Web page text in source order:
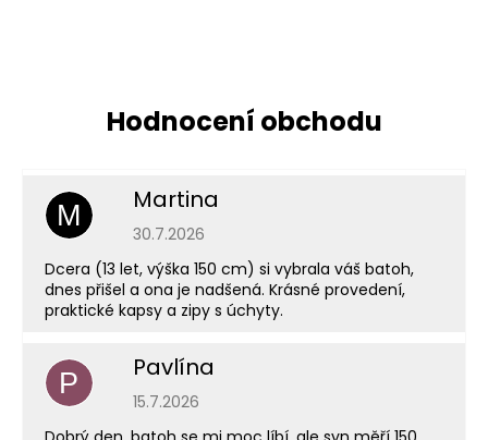
M Martina
Hodnocení obchodu je 5 z 5 hvězdiček.
30.7.2026
Dcera (13 let, výška 150 cm) si vybrala váš batoh,
dnes přišel a ona je nadšená. Krásné provedení,
praktické kapsy a zipy s úchyty.
P Pavlína
Hodnocení obchodu je 5 z 5 hvězdiček.
15.7.2026